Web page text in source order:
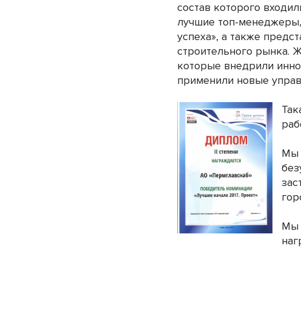
состав которого
лучшие топ-
успеха», а также
строительного рынка.
которые внедрили
применили новые
Мы
Мы